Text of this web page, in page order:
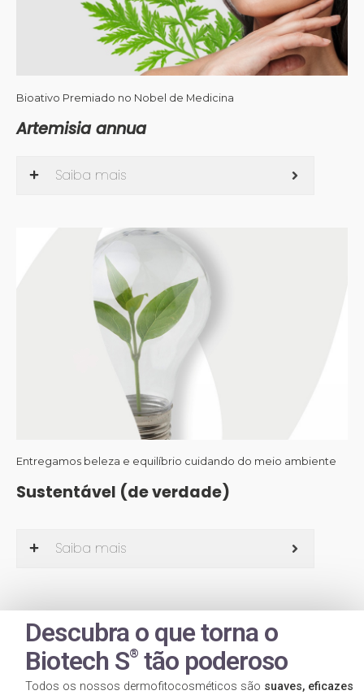
Bioativo Premiado no Nobel de Medicina
Artemisia annua
Saiba mais
Entregamos beleza e equilíbrio cuidando do meio ambiente
Sustentável (de verdade)
Saiba mais
Descubra o que torna o
Biotech S®tão poderoso
Todos os nossos dermofitocosméticos são suaves, eficazes